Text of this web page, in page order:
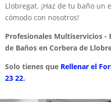
Llobregat. ¡Haz de tu baño un
cómodo con nosotros!
Profesionales Multiservicios -
de Baños en Corbera de
Solo tienes que Rellenar el
23 22.